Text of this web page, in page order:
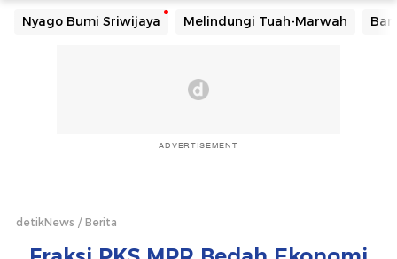
Nyago Bumi Sriwijaya Melindungi Tuah-Marwah
ADVERTISEMENT
detikNews Berita